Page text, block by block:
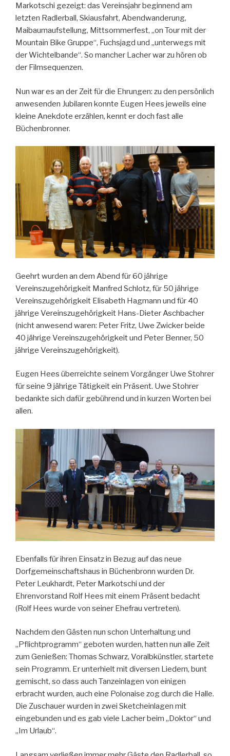
Markotschi gezeigt: das Vereinsjahr beginnend am
letzten Radlerball, Skiausfahrt, Abendwanderung,
Maibaumaufstellung, Mittsommerfest, „on Tour mit der
Mountain Bike Gruppe“, Fuchsjagd und „unterwegs mit
der Wichtelbande“. So mancher Lacher war zu hören ob
der Filmsequenzen.
Nun war es an der Zeit für die Ehrungen: zu den persönlich
anwesenden Jubilaren konnte Eugen Hees jeweils eine
kleine Anekdote erzählen, kennt er doch fast alle
Büchenbronner.
Geehrt wurden an dem Abend für 60 jährige
Vereinszugehörigkeit Manfred Schlotz, für 50 jährige
Vereinszugehörigkeit Elisabeth Hagmann und für 40
jährige Vereinszugehörigkeit Hans-Dieter Aschbacher
(nicht anwesend waren: Peter Fritz, Uwe Zwicker beide
40 jährige Vereinszugehörigkeit und Peter Benner, 50
jährige Vereinszugehörigkeit).
Eugen Hees überreichte seinem Vorgänger Uwe Stohrer
für seine 9 jährige Tätigkeit ein Präsent. Uwe Stohrer
bedankte sich dafür gebührend und in kurzen Worten bei
allen.
Ebenfalls für ihren Einsatz in Bezug auf das neue
Dorfgemeinschaftshaus in Büchenbronn wurden Dr.
Peter Leukhardt, Peter Markotschi und der
Ehrenvorstand Rolf Hees mit einem Präsent bedacht
(Rolf Hees wurde von seiner Ehefrau vertreten).
Nachdem den Gästen nun schon Unterhaltung und
„Pflichtprogramm“ geboten wurden, hatten nun alle Zeit
zum Genießen: Thomas Schwarz, Voralbkünstler, startete
sein Programm. Er unterhielt mit diversen Liedern, bunt
gemischt, so dass auch Tanzeinlagen von einigen
erbracht wurden, auch eine Polonaise zog durch die Halle.
Die Zuschauer wurden in zwei Sketcheinlagen mit
eingebunden und es gab viele Lacher beim „Doktor“ und
„Im Urlaub“.